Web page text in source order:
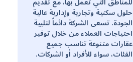
حلول سكنية وتجارية وإدارية عالية
الجودة. تسعى الشركة دائماً لتلبية
احتياجات العملاء من خلال توفير
عقارات متنوعة تناسب جميع
الفئات، سواء للأفراد أو الشركات.